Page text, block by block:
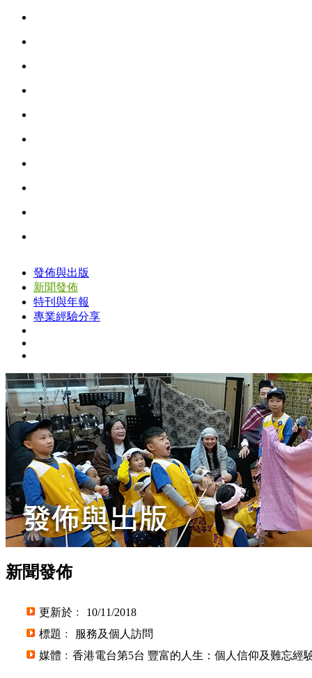
發佈與出版
新聞發佈
特刊與年報
專業經驗分享
新聞發佈
更新於﹕ 10/11/2018
標題﹕ 服務及個人訪問
媒體﹕香港電台第5台 豐富的人生：個人信仰及難忘經